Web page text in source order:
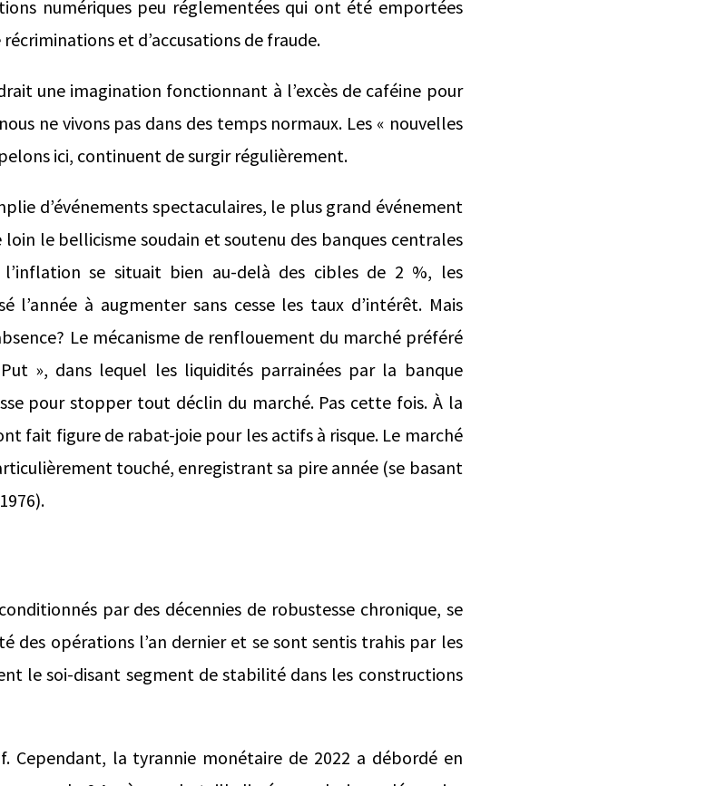
numériques peu réglementées qui ont été emportées
et d’accusations de fraude.
une imagination fonctionnant à l’excès de caféine pour
ne vivons pas dans des temps normaux. Les « nouvelles
ici, continuent de surgir régulièrement.
d’événements spectaculaires, le plus grand événement
loin le bellicisme soudain et soutenu des banques centrales
se situait bien au-delà des cibles de 2 %, les
l’année à augmenter sans cesse les taux d’intérêt. Mais
Le mécanisme de renflouement du marché préféré
», dans lequel les liquidités parrainées par la banque
pour stopper tout déclin du marché. Pas cette fois. À la
fait figure de rabat-joie pour les actifs à risque. Le marché
touché, enregistrant sa pire année (se basant
par des décennies de robustesse chronique, se
des opérations l’an dernier et se sont sentis trahis par les
le soi-disant segment de stabilité dans les constructions
Cependant, la tyrannie monétaire de 2022 a débordé en